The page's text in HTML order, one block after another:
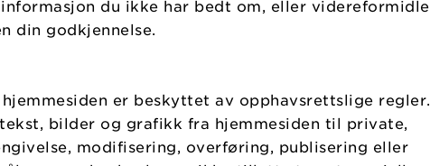
du ikke har bedt om, eller videreformidle
din godkjennelse.
er beskyttet av opphavsrettslige regler.
bilder og grafikk fra hjemmesiden til private,
modifisering, overføring, publisering eller